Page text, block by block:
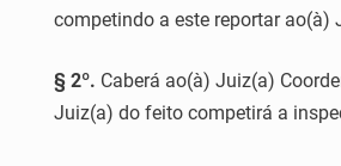
competindo a este reportar
§ 2º. Caberá ao(à) Juiz(a)
Juiz(a) do feito competirá a